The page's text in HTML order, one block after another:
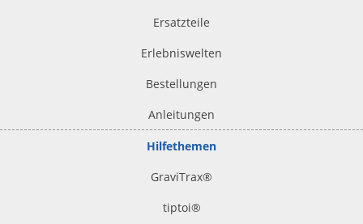
Ersatzteile
Erlebniswelten
Bestellungen
Anleitungen
Hilfethemen
GraviTrax®
tiptoi®